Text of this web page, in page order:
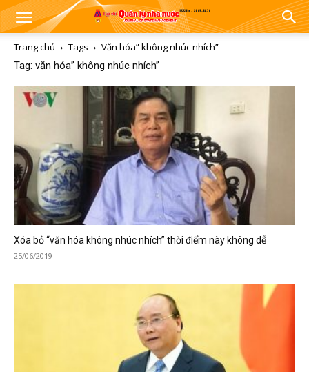
Trang chủ Tags
Văn hóa” không nhúc nhích”
Tag: văn hóa” không nhúc nhích”
Xóa bỏ “văn hóa không nhúc nhích” thời điểm này không dễ
25/06/2019